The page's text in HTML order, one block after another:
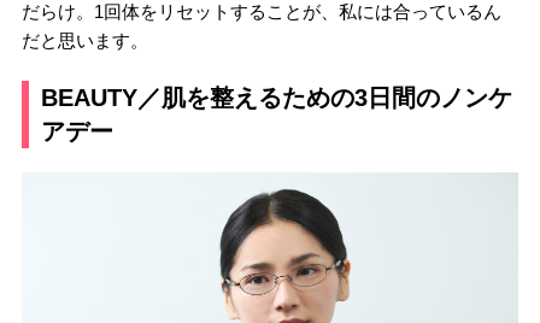
だらけ。1回体をリセットすることが、私には合っているん
だと思います。
BEAUTY／肌を整えるための3日間のノンケ
アデー